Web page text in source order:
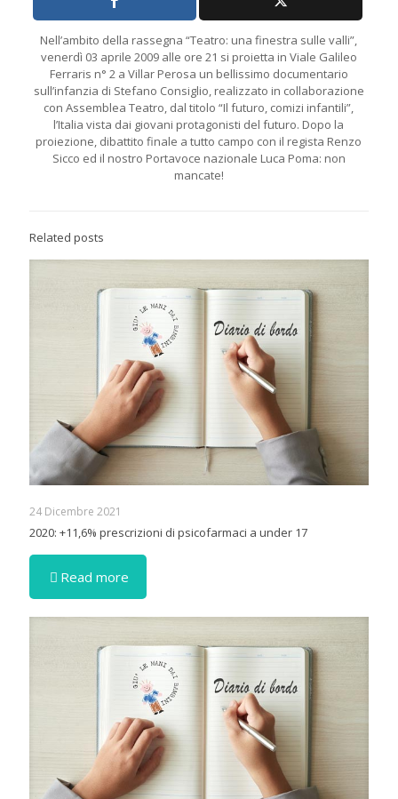
Nell’ambito della rassegna “Teatro: una finestra sulle valli”,
venerdì 03 aprile 2009 alle ore 21 si proietta in Viale Galileo
Ferraris n° 2 a Villar Perosa un bellissimo documentario
sull’infanzia di Stefano Consiglio, realizzato in collaborazione
con Assemblea Teatro, dal titolo “Il futuro, comizi infantili”,
l’Italia vista dai giovani protagonisti del futuro. Dopo la
proiezione, dibattito finale a tutto campo con il regista Renzo
Sicco ed il nostro Portavoce nazionale Luca Poma: non
mancate!
Related posts
24 Dicembre 2021
2020: +11,6% prescrizioni di psicofarmaci a under 17
Read more